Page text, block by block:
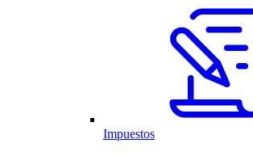
Impuestos